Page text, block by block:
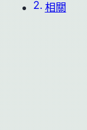
相關